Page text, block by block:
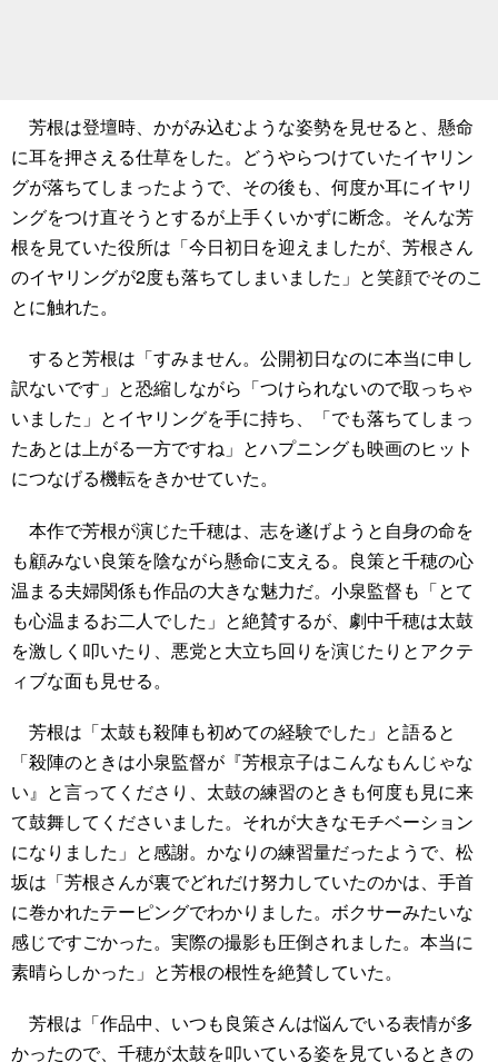
芳根は登壇時、かがみ込むような姿勢を見せると、懸命
に耳を押さえる仕草をした。どうやらつけていたイヤリン
グが落ちてしまったようで、その後も、何度か耳にイヤリ
ングをつけ直そうとするが上手くいかずに断念。そんな芳
根を見ていた役所は「今日初日を迎えましたが、芳根さん
のイヤリングが2度も落ちてしまいました」と笑顔でそのこ
とに触れた。
すると芳根は「すみません。公開初日なのに本当に申し
訳ないです」と恐縮しながら「つけられないので取っちゃ
いました」とイヤリングを手に持ち、「でも落ちてしまっ
たあとは上がる一方ですね」とハプニングも映画のヒット
につなげる機転をきかせていた。
本作で芳根が演じた千穂は、志を遂げようと自身の命を
も顧みない良策を陰ながら懸命に支える。良策と千穂の心
温まる夫婦関係も作品の大きな魅力だ。小泉監督も「とて
も心温まるお二人でした」と絶賛するが、劇中千穂は太鼓
を激しく叩いたり、悪党と大立ち回りを演じたりとアクテ
ィブな面も見せる。
芳根は「太鼓も殺陣も初めての経験でした」と語ると
「殺陣のときは小泉監督が『芳根京子はこんなもんじゃな
い』と言ってくださり、太鼓の練習のときも何度も見に来
て鼓舞してくださいました。それが大きなモチベーション
になりました」と感謝。かなりの練習量だったようで、松
坂は「芳根さんが裏でどれだけ努力していたのかは、手首
に巻かれたテーピングでわかりました。ボクサーみたいな
感じですごかった。実際の撮影も圧倒されました。本当に
素晴らしかった」と芳根の根性を絶賛していた。
芳根は「作品中、いつも良策さんは悩んでいる表情が多
かったので、千穂が太鼓を叩いている姿を見ているときの